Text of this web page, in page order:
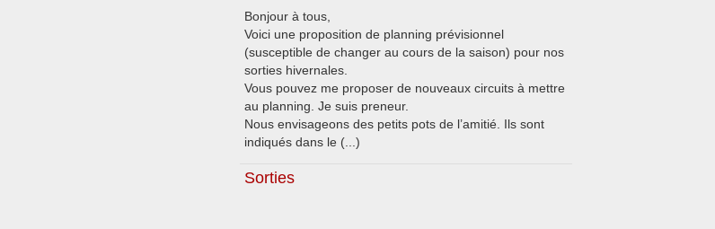
Bonjour à tous,
Voici une proposition de planning prévisionnel
(susceptible de changer au cours de la saison) pour nos
sorties hivernales.
Vous pouvez me proposer de nouveaux circuits à mettre
au planning. Je suis preneur.
Nous envisageons des petits pots de l’amitié. Ils sont
indiqués dans le (...)
Sorties